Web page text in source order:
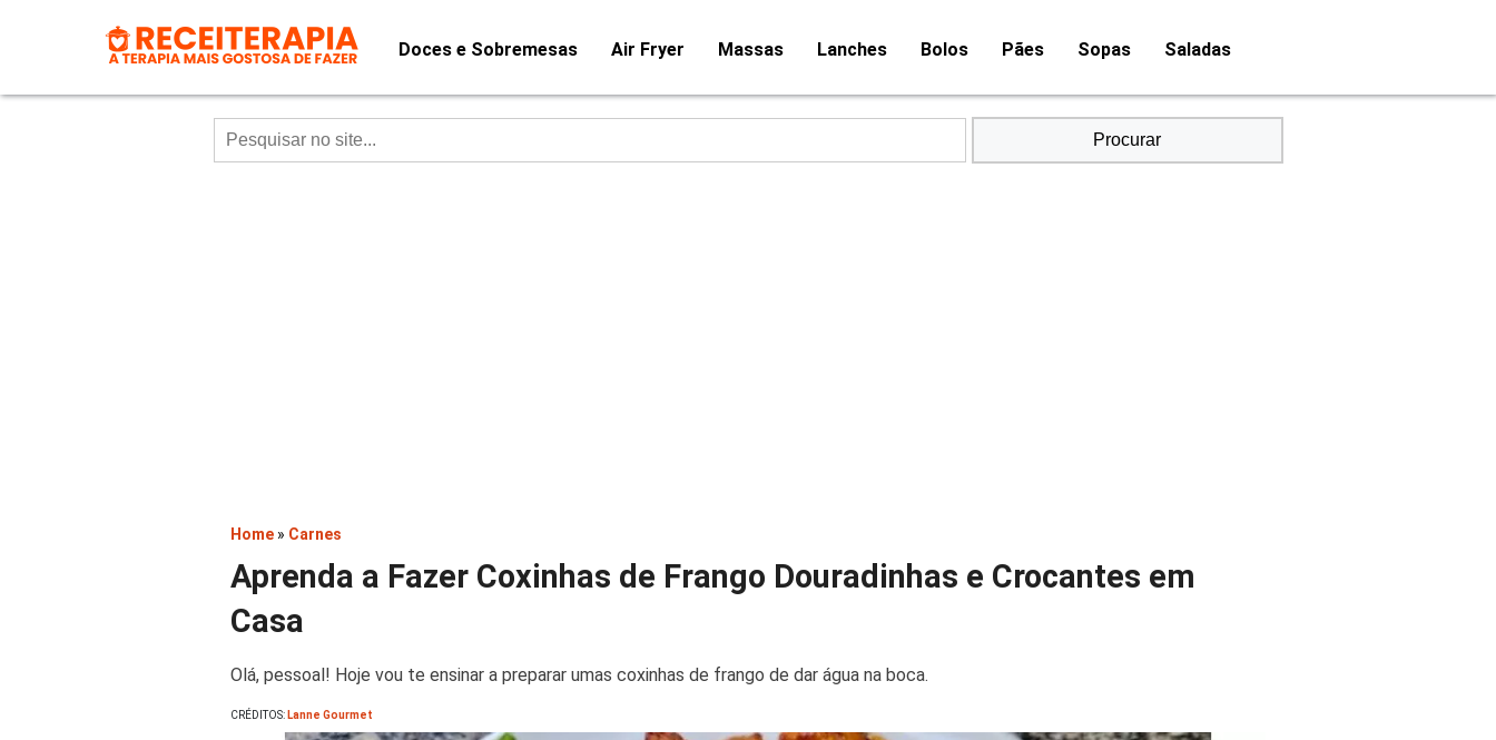
Doces e Sobremesas Air Fryer Massas Lanches Bolos Pães Sopas Saladas
Procurar
Home » Carnes
Aprenda a Fazer Coxinhas de Frango Douradinhas e Crocantes em
Casa
Olá, pessoal! Hoje vou te ensinar a preparar umas coxinhas de frango de dar água na boca.
CRÉDITOS: Lanne Gourmet